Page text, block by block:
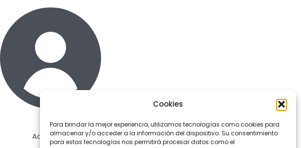
Cookies
Para brindar la mejor experiencia, utilizamos tecnologías como cookies para
almacenar y/o acceder a la información del dispositivo. Su consentimiento
para estas tecnologías nos permitirá procesar datos como el
Acceder